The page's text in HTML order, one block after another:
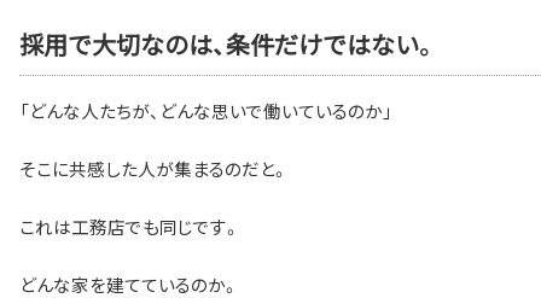
採用で大切なのは、条件だけではない。
「どんな人たちが、どんな思いで働いているのか」
そこに共感した人が集まるのだと。
これは工務店でも同じです。
どんな家を建てているのか。